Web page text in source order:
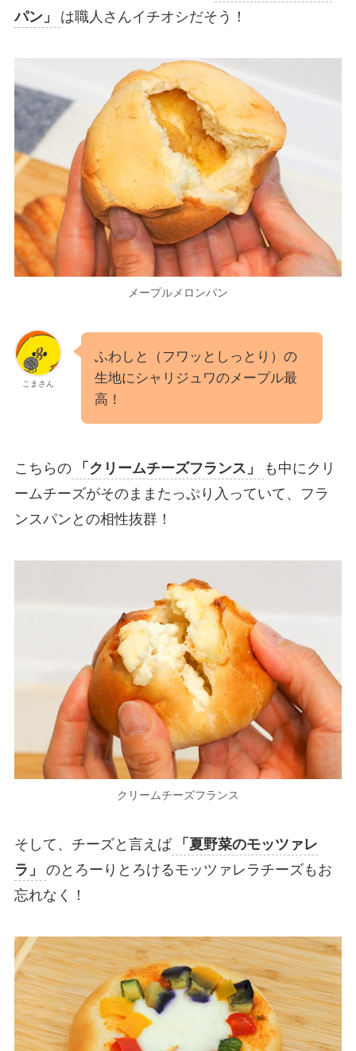
パン」
は職人さんイチオシだそう！
メープルメロンパン
こまさん
ふわしと（フワッとしっとり）の
生地にシャリジュワのメープル最
高！
こちらの 「クリームチーズフランス」
も中にクリ
ームチーズがそのままたっぷり入っていて、フラ
ンスパンとの相性抜群！
クリームチーズフランス
そして、チーズと言えば
「夏野菜のモッツァレ
ラ」
のとろーりとろけるモッツァレラチーズもお
忘れなく！